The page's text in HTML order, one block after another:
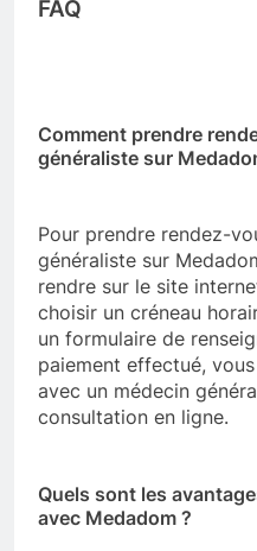
FAQ
Comment prendre
généraliste sur
Pour prendre rendez-
généraliste sur
rendre sur le site
choisir un créneau
un formulaire de
paiement effectué,
avec un médecin
consultation en ligne.
Quels sont les
avec Medadom ?